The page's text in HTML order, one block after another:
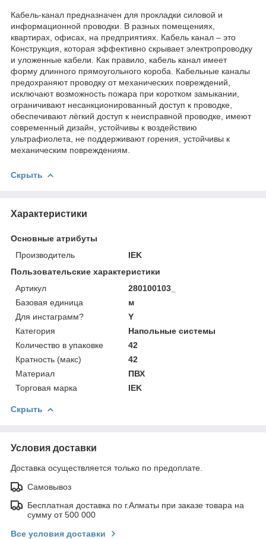
Кабель-канал предназначен для прокладки силовой и
информационной проводки. В разных помещениях,
квартирах, офисах, на предприятиях. Кабель канал – это
Конструкция, которая эффективно скрывает электропроводку
и уложенные кабели. Как правило, кабель канал имеет
форму длинного прямоугольного короба. Кабельные каналы
предохраняют проводку от механических повреждений,
исключают возможность пожара при коротком замыкании,
ограничивают несанкционированный доступ к проводке,
обеспечивают лёгкий доступ к неисправной проводке, имеют
современный дизайн, устойчивы к воздействию
ультрафиолета, не поддерживают горения, устойчивы к
механическим повреждениям.
Скрыть
Характеристики
Основные атрибуты
Производитель
IEK
Пользовательские характеристики
Артикул
280100103_
Базовая единица
м
Для инстаграмм?
Y
Категория
Напольные системы
Количество в упаковке
42
Кратность (макс)
42
Материал
ПВХ
Торговая марка
IEK
Скрыть
Условия доставки
Доставка осуществляется только по предоплате.
Самовывоз
Бесплатная доставка по г.Алматы при заказе товара на
сумму от 500 000
Все условия доставки